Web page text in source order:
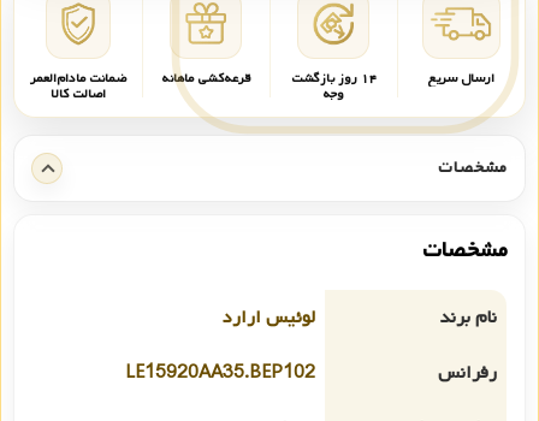
ارسال سریع ۱۴ روز بازگشت
وجه
قرعه‌کشی ماهانه ضمانت مادام‌العمر
اصالت کالا
مشخصات
مشخصات
نام برند
لوئیس ارارد
رفرانس
LE15920AA35.BEP102